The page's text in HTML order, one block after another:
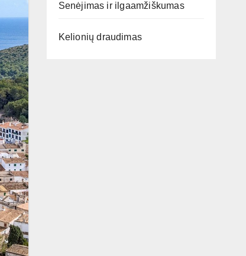
Senėjimas ir ilgaamžiškumas
Kelionių draudimas